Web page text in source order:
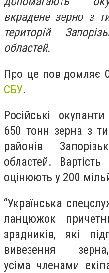
вкрадене зерно з
територій
областей.
Про це повідомляє
СБУ.
Російські
650 тонн зерна з
районів
областей.
оцінюють у 200
“Українська
ланцюжок
зрадників, які
вивезення
усіма членами